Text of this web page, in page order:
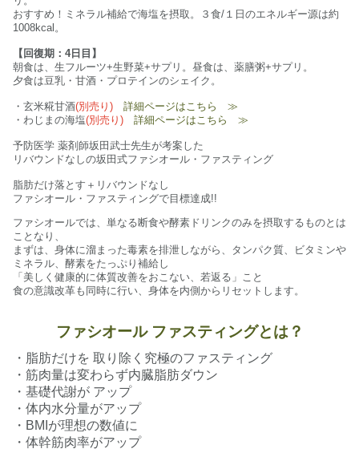
おすすめ！ミネラル補給で海塩を摂取。３食/１日のエネルギー源は約
1008kcal。
【回復期：4日目】
朝食は、生フルーツ+生野菜+サプリ。昼食は、薬膳粥+サプリ。
夕食は豆乳・甘酒・プロテインのシェイク。
・玄米糀甘酒(別売り)
詳細ページはこちら ≫
・わじまの海塩(別売り) 詳細ページはこちら ≫
予防医学 薬剤師坂田武士先生が考案した
リバウンドなしの坂田式ファシオール・ファスティング
脂肪だけ落とす＋リバウンドなし
ファシオール・ファスティングで目標達成!!
ファシオールでは、単なる断食や酵素ドリンクのみを摂取するものとは
ことなり、
まずは、身体に溜まった毒素を排泄しながら、タンパク質、ビタミンや
ミネラル、酵素をたっぷり補給し
「美しく健康的に体質改善をおこない、若返る」こと
食の意識改革も同時に行い、身体を内側からリセットします。
ファシオール ファスティングとは？
・脂肪だけを 取り除く究極のファスティング
・筋肉量は変わらず内臓脂肪ダウン
・基礎代謝が アップ
・体内水分量がアップ
・BMIが理想の数値に
・体幹筋肉率がアップ